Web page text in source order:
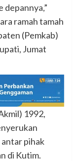
depannya,”
ramah tamah
(Pemkab)
Jumat
1992,
pihak
di Kutim.